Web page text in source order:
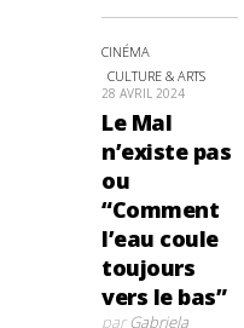
CINÉMA
CULTURE & ARTS
28 AVRIL 2024
Le Mal
n’existe pas
ou
“Comment
l’eau coule
toujours
vers le bas”
parGabriela